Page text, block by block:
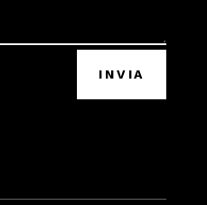
INVIA